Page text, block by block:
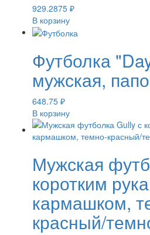
929.2875 ₽
В корзину
Футболка
мужская,
648.75 ₽
В корзину
Мужская
коротким
кармашком,
красный/